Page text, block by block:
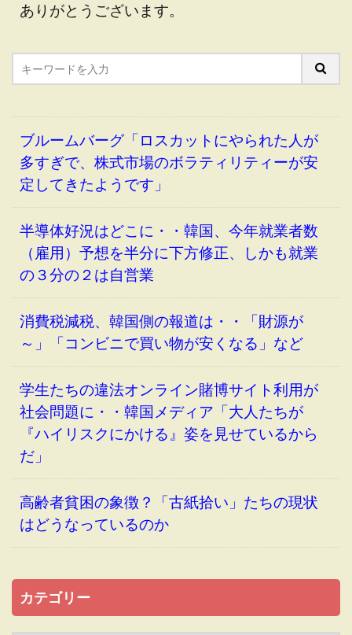
ありがとうございます。
ブルームバーグ「ロスカットにやられた人が
多すぎで、株式市場のボラティリティーが安
定してきたようです」
半導体好況はどこに・・韓国、今年就業者数
（雇用）予想を半分に下方修正、しかも就業
の３分の２は自営業
消費税減税、韓国側の報道は・・「財源が
～」「コンビニで買い物が安くなる」など
学生たちの違法オンライン賭博サイト利用が
社会問題に・・韓国メディア「大人たちが
『ハイリスクにかける』姿を見せているから
だ」
高齢者貧困の象徴？「古紙拾い」たちの現状
はどうなっているのか
カテゴリー